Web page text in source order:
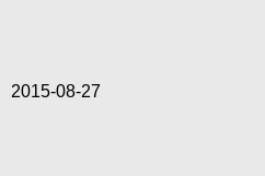
2015-08-27